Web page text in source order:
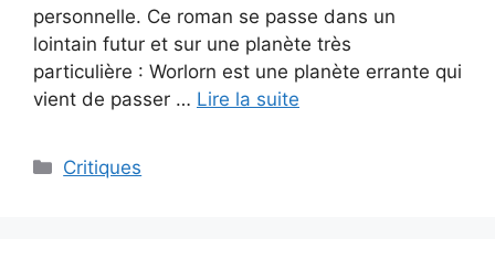
personnelle. Ce roman se passe dans un
lointain futur et sur une planète très
particulière : Worlorn est une planète errante qui
vient de passer … Lire la suite
Critiques